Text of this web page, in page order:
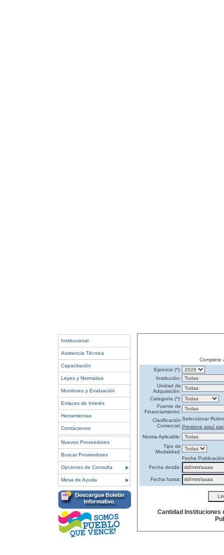
Institucional
Asistencia Técnica
Capacitación
Leyes y Normativa
Monitoreo y Evaluación
Enlaces de Interés
Herramientas
Contáctenos
Nuevos Proveedores
Buscar Proveedores
Opciones de Consulta
Mesa de Ayuda
Complete
Ejercicio (*):
Institución:
Unidad de
Adquisición:
Categoría (*):
Fuente de
Financiamiento:
Clasificación
Comercial:
Seleccionar Rubro
Presione aquí
Norma Aplicable:
Tipo de
Modalidad:
Fecha Publicación
Fecha desde:
Fecha hasta:
Cantidad Instituciones